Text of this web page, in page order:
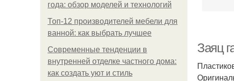
года: обзор моделей и технологий
Топ-12 производителей мебели для
ванной: как выбрать лучшее
Современные тенденции в
внутренней отделке частного дома:
как создать уют и стиль
Заяц